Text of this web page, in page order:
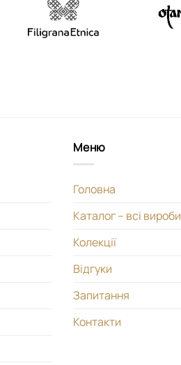
Меню
Головна
Каталог – всі вироби
Колекції
Відгуки
Запитання
Контакти